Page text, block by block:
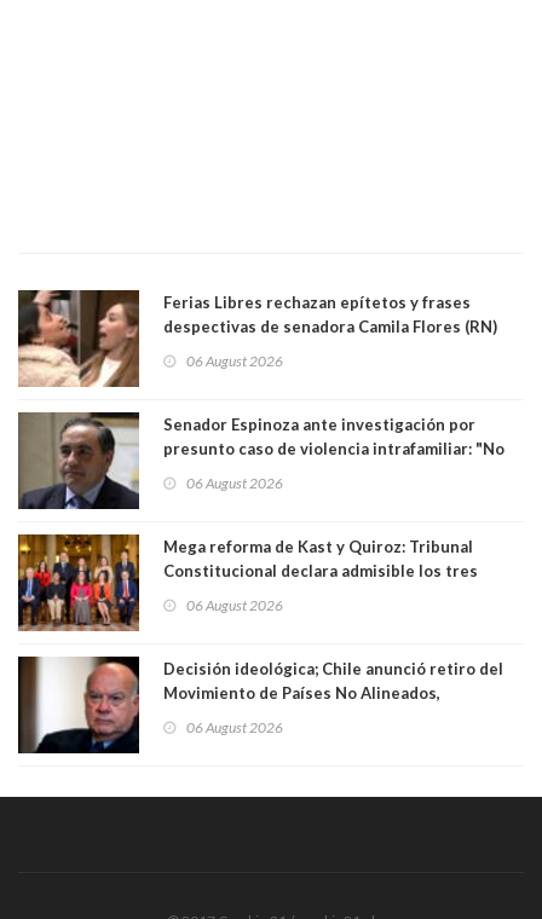
Ferias Libres rechazan epítetos y frases
despectivas de senadora Camila Flores (RN)
06 August 2026
Senador Espinoza ante investigación por
presunto caso de violencia intrafamiliar: "No
antecedentes a Tribunal Supremo
06 August 2026
Mega reforma de Kast y Quiroz: Tribunal
Constitucional declara admisible los tres
06 August 2026
Decisión ideológica; Chile anunció retiro del
Movimiento de Países No Alineados,
1971. Excanciller Insulza lamentó decisión
06 August 2026